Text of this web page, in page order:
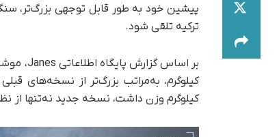
پیشین خود به‌ طور قابل‌ توجهی بزرگ‌تر،
ترکیه تلقی شود.
کیلوگرم وزن داشت، نسخه جدید نه‌تنها از